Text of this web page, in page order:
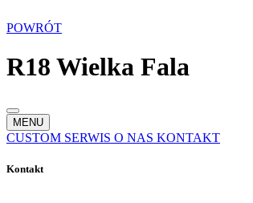
POWRÓT
R18 Wielka Fala
MENU
CUSTOM SERWIS O NAS KONTAKT
Kontakt